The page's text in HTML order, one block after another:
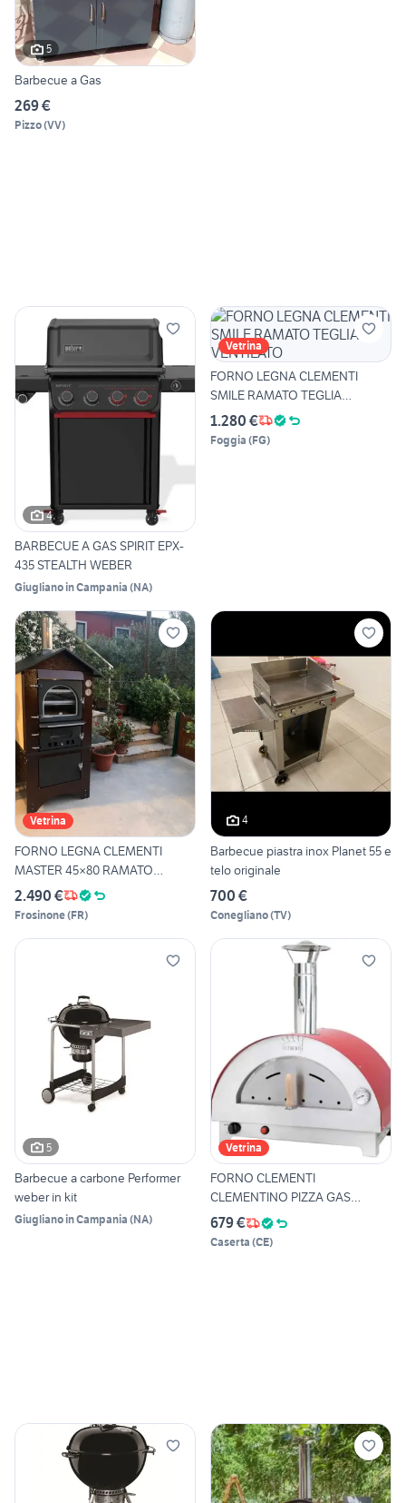
5
Barbecue a Gas
269 €
Pizzo(VV)
4
BARBECUE A GAS SPIRIT EPX-
435 STEALTH WEBER
Giugliano in Campania (NA)
Vetrina
FORNO LEGNA CLEMENTI
SMILE RAMATO TEGLIA
VENTILATO
1.280 €
Foggia (FG)
Vetrina
FORNO LEGNA CLEMENTI
MASTER 45×80 RAMATO
TEGLIA
2.490 €
Frosinone(FR)
4
Barbecue piastra inox Planet 55 e
telo originale
700 €
Conegliano(TV)
5
Barbecue a carbone Performer
weber in kit
Giugliano in Campania (NA)
Vetrina
FORNO CLEMENTI
CLEMENTINO PIZZA GAS
LEGNA IBRIDO
679 €
Caserta (CE)